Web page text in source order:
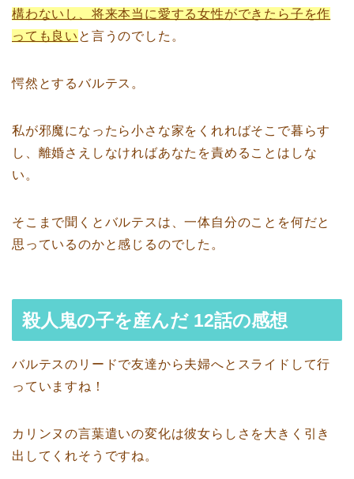
構わないし、将来本当に愛する女性ができたら子を作
っても良い と言うのでした。
愕然とするバルテス。
私が邪魔になったら小さな家をくれればそこで暮らす
し、離婚さえしなければあなたを責めることはしな
い。
そこまで聞くとバルテスは、一体自分のことを何だと
思っているのかと感じるのでした。
殺人鬼の子を産んだ 12話の感想
バルテスのリードで友達から夫婦へとスライドして行
っていますね！
カリンヌの言葉遣いの変化は彼女らしさを大きく引き
出してくれそうですね。